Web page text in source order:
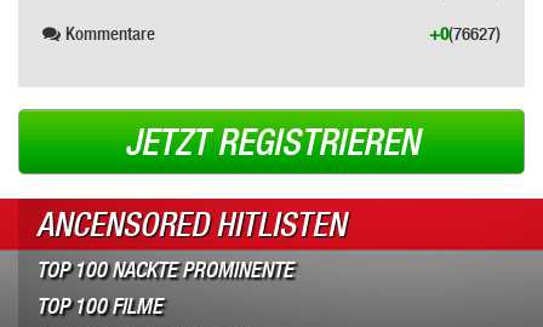
Kommentare (76627)
+0
JETZT REGISTRIEREN
ANCENSORED HITLISTEN
TOP 100 NACKTE PROMINENTE
TOP 100 FILME